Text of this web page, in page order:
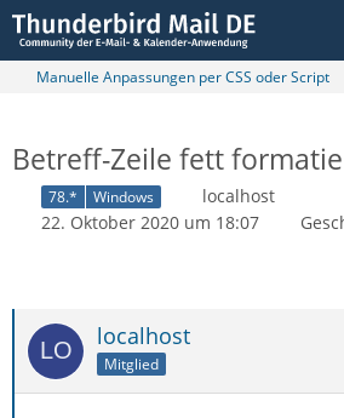
Manuelle Anpassungen per CSS oder Script
Betreff-Zeile fett
78.* Windows
localhost
22. Oktober 2020 um 18:07
localhost
Mitglied